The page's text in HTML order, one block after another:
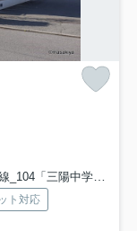
陽中学校入口」バス停下車 徒歩4分
ト対応